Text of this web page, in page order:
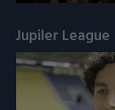
Jupiler League